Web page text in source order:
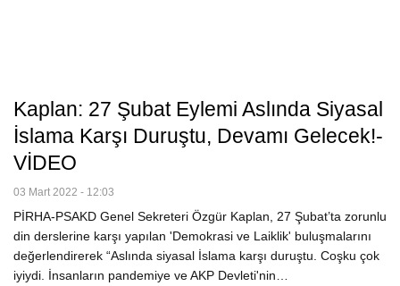
Kaplan: 27 Şubat Eylemi Aslında Siyasal
İslama Karşı Duruştu, Devamı Gelecek!-
VİDEO
03 Mart 2022 - 12:03
PİRHA-PSAKD Genel Sekreteri Özgür Kaplan, 27 Şubat’ta zorunlu
din derslerine karşı yapılan 'Demokrasi ve Laiklik' buluşmalarını
değerlendirerek “Aslında siyasal İslama karşı duruştu. Coşku çok
iyiydi. İnsanların pandemiye ve AKP Devleti'nin…